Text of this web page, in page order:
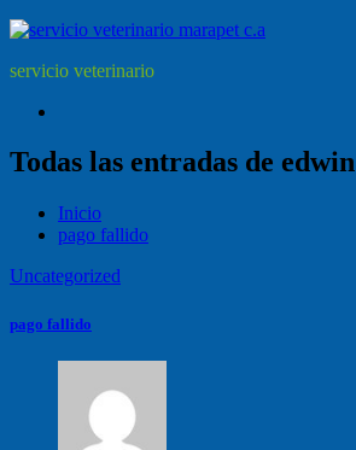
servicio veterinario
Todas las entradas de edwin
Inicio
pago fallido
Uncategorized
pago fallido